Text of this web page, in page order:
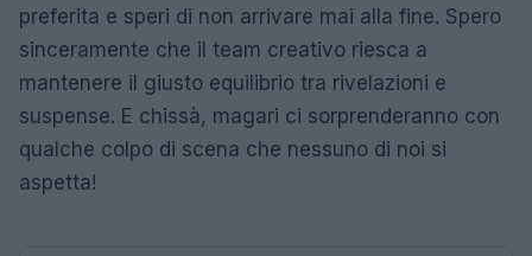
preferita e speri di non arrivare mai alla fine. Spero
sinceramente che il team creativo riesca a
mantenere il giusto equilibrio tra rivelazioni e
suspense. E chissà, magari ci sorprenderanno con
qualche colpo di scena che nessuno di noi si
aspetta!